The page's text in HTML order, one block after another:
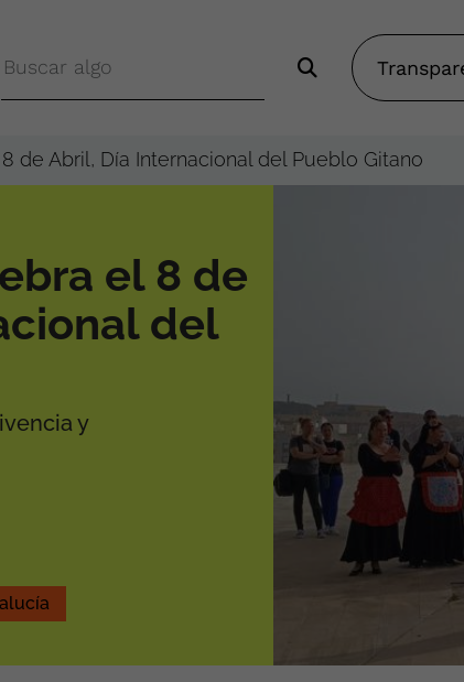
de Abril, Día Internacional del Pueblo Gitano
el 8 de
del
y